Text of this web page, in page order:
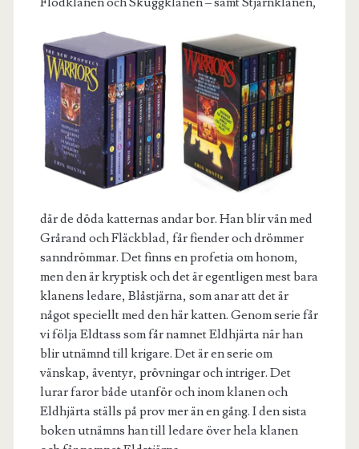
där de döda katternas andar bor. Han blir vän med
Grårand och Fläckblad, får fiender och drömmer
sanndrömmar. Det finns en profetia om honom,
men den är kryptisk och det är egentligen mest bara
klanens ledare, Blåstjärna, som anar att det är
något speciellt med den här katten. Genom serie får
vi följa Eldtass som får namnet Eldhjärta när han
blir utnämnd till krigare. Det är en serie om
vänskap, äventyr, prövningar och intriger. Det
lurar faror både utanför och inom klanen och
Eldhjärta ställs på prov mer än en gång. I den sista
boken utnämns han till ledare över hela klanen